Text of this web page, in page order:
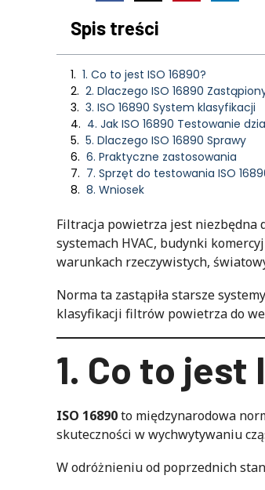
Spis treści
1. Co to jest ISO 16890?
2. Dlaczego ISO 16890
3. ISO 16890 System klasyfikacji
4. Jak ISO 16890 Testowanie
5. Dlaczego ISO 16890 Sprawy
6. Praktyczne zastosowania
7. Sprzęt do testowania ISO
8. Wniosek
Filtracja powietrza jest niezbędna
systemach HVAC, budynki
warunkach rzeczywistych,
Norma ta zastąpiła starsze
klasyfikacji filtrów powietrza do
1. Co to jest
ISO 16890to międzynarodowa
skuteczności w wychwytywaniu
W odróżnieniu od poprzednich